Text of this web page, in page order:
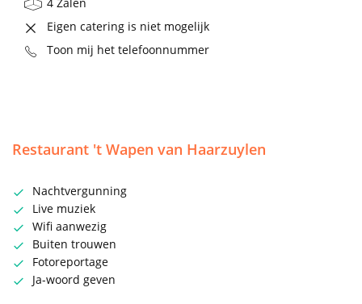
4 Zalen
Eigen catering is niet mogelijk
Toon mij het telefoonnummer
Restaurant 't Wapen van Haarzuylen
Nachtvergunning
Live muziek
Wifi aanwezig
Buiten trouwen
Fotoreportage
Ja-woord geven